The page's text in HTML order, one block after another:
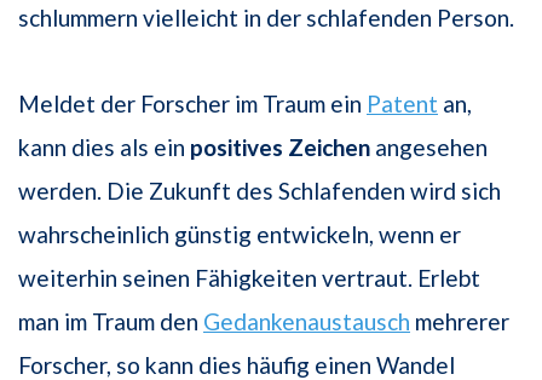
schlummern vielleicht in der schlafenden Person.
Meldet der Forscher im Traum ein Patent an,
kann dies als ein positives Zeichen angesehen
werden. Die Zukunft des Schlafenden wird sich
wahrscheinlich günstig entwickeln, wenn er
weiterhin seinen Fähigkeiten vertraut. Erlebt
man im Traum den Gedankenaustausch mehrerer
Forscher, so kann dies häufig einen Wandel